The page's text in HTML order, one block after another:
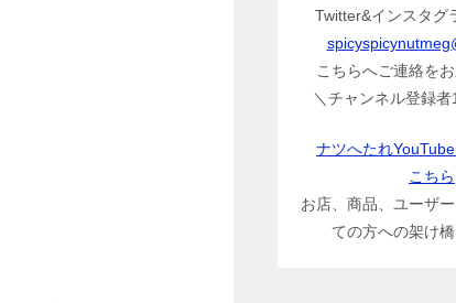
Twitter&インスタグ
こちらへご連絡をお
＼チャンネル登録
ナツへたれ
こちら
お店、商品、ユーザ
ての方への架け